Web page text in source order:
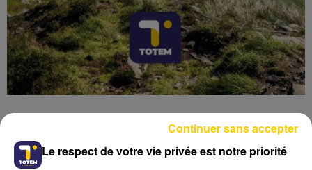
Le respect de votre vie privée est notre priorité
Continuer sans accepter